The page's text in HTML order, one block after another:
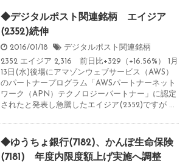
◆デジタルポスト関連銘柄 エイジア
(2352)続伸
2016/01/18
デジタルポスト関連銘柄
2352 エイジア 2,316 前日比+329（+16.56%） 1月
13日(水)後場にアマゾンウェブサービス（AWS）
のパートナープログラム「AWSパートナーネット
ワーク（APN）テクノロジーパートナー」に認定
されたと発表し急騰したエイジア(2352)ですが ...
◆ゆうちょ銀行(7182)、かんぽ生命保険
(7181) 年度内限度額上げ実施へ調整